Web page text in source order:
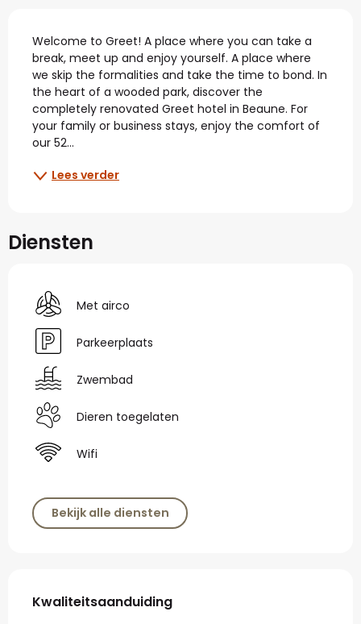
Beschrijving
Welcome to Greet! A place where you can take a
break, meet up and enjoy yourself. A place where
we skip the formalities and take the time to bond. In
the heart of a wooded park, discover the
completely renovated Greet hotel in Beaune. For
your family or business stays, enjoy the comfort of
our 52...
Lees verder
Diensten
Met airco
Parkeerplaats
Zwembad
Dieren toegelaten
Wifi
Bekijk alle diensten
Dienstverlening
Kwaliteitsaanduiding
Kwaliteitsaanduiding